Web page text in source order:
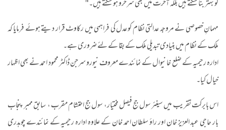
کو بہتر بنا سکتے ہیں بلکہ آخرت میں بھی سرخرو ہو سکتے ہیں۔"
مہمانِ خصوصی نے مروجہ عدالتی نظام کو عدل کی فراہمی میں رکاوٹ قرار دیتے ہوئے فرمایا کہ
ملک کے نظام میں بنیادی تبدیلی ملک کے بقا کے لئے ضروری ہے۔
ادارہ رحیمیہ کے ضلع خانیوال کے نمائندے معروف نیورو سرجن ڈاکٹر محمود احمد نے بھی اظہار
خیال کیا۔
اس بابرکت تقریب میں سینئر سول جج فیصل مختیار، سول جج احتشام مقرب ، سابق ممبر پنجاب
بار حاجی عبد العزیز خان اور راؤ سلطان احمد خان کے علاوہ ادارہ رحیمیہ کے نمائندے چوہدری